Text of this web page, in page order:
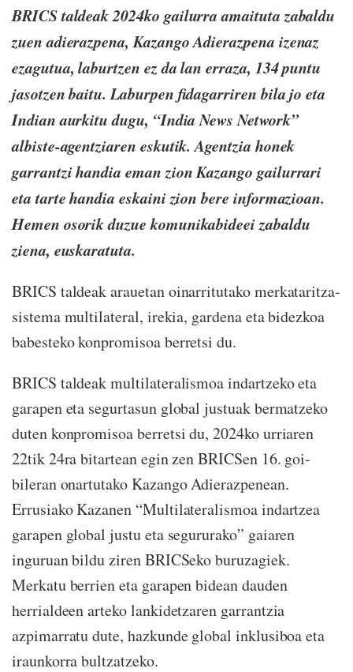
BRICS taldeak 2024ko gailurra amaituta zabaldu
zuen adierazpena, Kazango Adierazpena izenaz
ezagutua, laburtzen ez da lan erraza, 134 puntu
jasotzen baitu. Laburpen fidagarriren bila jo eta
Indian aurkitu dugu, “India News Network”
albiste-agentziaren eskutik. Agentzia honek
garrantzi handia eman zion Kazango gailurrari
eta tarte handia eskaini zion bere informazioan.
Hemen osorik duzue komunikabideei zabaldu
ziena, euskaratuta.
BRICS taldeak arauetan oinarritutako merkataritza-
sistema multilateral, irekia, gardena eta bidezkoa
babesteko konpromisoa berretsi du.
BRICS taldeak multilateralismoa indartzeko eta
garapen eta segurtasun global justuak bermatzeko
duten konpromisoa berretsi du, 2024ko urriaren
22tik 24ra bitartean egin zen BRICSen 16. goi-
bileran onartutako Kazango Adierazpenean.
Errusiako Kazanen “Multilateralismoa indartzea
garapen global justu eta segururako” gaiaren
inguruan bildu ziren BRICSeko buruzagiek.
Merkatu berrien eta garapen bidean dauden
herrialdeen arteko lankidetzaren garrantzia
azpimarratu dute, hazkunde global inklusiboa eta
iraunkorra bultzatzeko.